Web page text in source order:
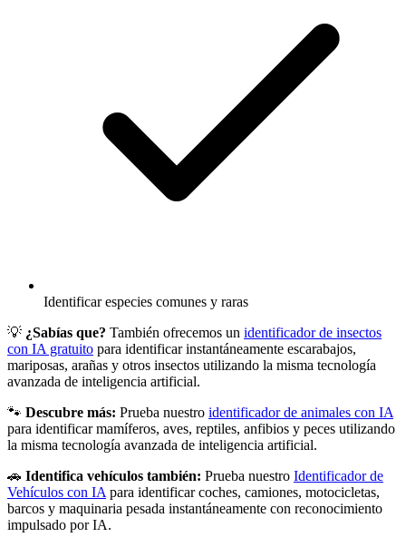
Identificar especies comunes y raras
💡 ¿Sabías que? También ofrecemos un identificador de insectos
con IA gratuito para identificar instantáneamente escarabajos,
mariposas, arañas y otros insectos utilizando la misma tecnología
avanzada de inteligencia artificial.
🐾 Descubre más: Prueba nuestro identificador de animales con IA
para identificar mamíferos, aves, reptiles, anfibios y peces utilizando
la misma tecnología avanzada de inteligencia artificial.
🚗 Identifica vehículos también: Prueba nuestro Identificador de
Vehículos con IA para identificar coches, camiones, motocicletas,
barcos y maquinaria pesada instantáneamente con reconocimiento
impulsado por IA.